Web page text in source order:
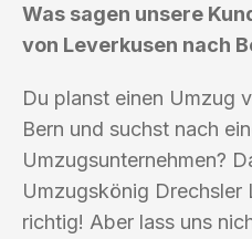
Was sagen unsere
von Leverkusen nach
Du planst einen Umzug
Bern und suchst nach
Umzugsunternehmen?
Umzugskönig Drechsler
richtig! Aber lass uns